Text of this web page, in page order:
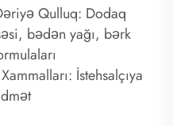
Qulluq: Dodaq
bədən yağı, bərk
İstehsalçıya